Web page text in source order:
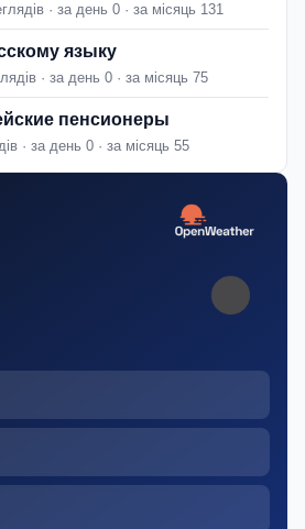
· за день 0 · за місяць 131
языку
· за день 0 · за місяць 75
пенсионеры
· за день 0 · за місяць 55